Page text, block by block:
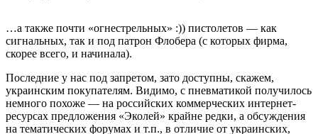
…а также почти «огнестрельных» :)) пистолетов — как
сигнальных, так и под патрон Флобера (с которых фирма,
скорее всего, и начинала).
Последние у нас под запретом, зато доступны, скажем,
украинским покупателям. Видимо, с пневматикой получилось
немного похоже — на российских коммерческих интернет-
ресурсах предложения «Эколей» крайне редки, а обсуждения
на тематических форумах и т.п., в отличие от украинских,